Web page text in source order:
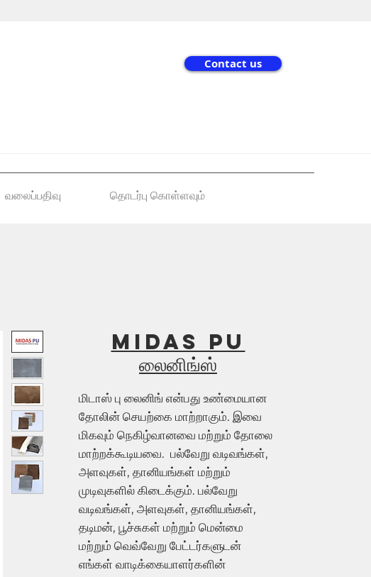
Contact us
வலைப்பதிவு தொடர்பு கொள்ளவும்
Midas PU
லைனிங்ஸ்
மிடாஸ் பு லைனிங் என்பது உண்மையான
தோலின் செயற்கை மாற்றாகும். இவை
மிகவும் நெகிழ்வானவை மற்றும் தோலை
மாற்றக்கூடியவை. பல்வேறு வடிவங்கள்,
அளவுகள், தானியங்கள் மற்றும்
முடிவுகளில் கிடைக்கும். பல்வேறு
வடிவங்கள், அளவுகள், தானியங்கள்,
தடிமன், பூச்சுகள் மற்றும் மென்மை
மற்றும் வெவ்வேறு பேட்டர்களுடன்
எங்கள் வாடிக்கையாளர்களின்